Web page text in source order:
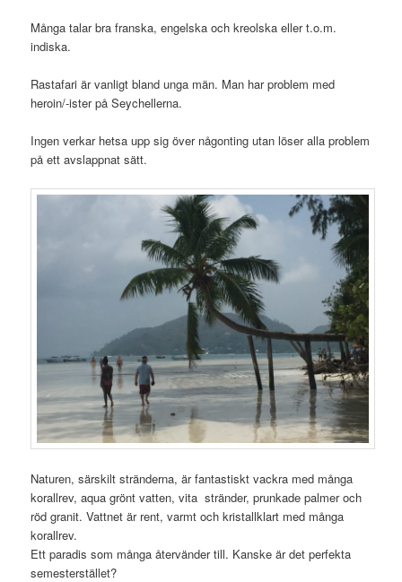
Många talar bra franska, engelska och kreolska eller t.o.m.
indiska.
Rastafari är vanligt bland unga män. Man har problem med
heroin/-ister på Seychellerna.
Ingen verkar hetsa upp sig över någonting utan löser alla problem
på ett avslappnat sätt.
Naturen, särskilt stränderna, är fantastiskt vackra med många
korallrev, aqua grönt vatten, vita stränder, prunkade palmer och
röd granit. Vattnet är rent, varmt och kristallklart med många
korallrev.
Ett paradis som många återvänder till. Kanske är det perfekta
semesterstället?